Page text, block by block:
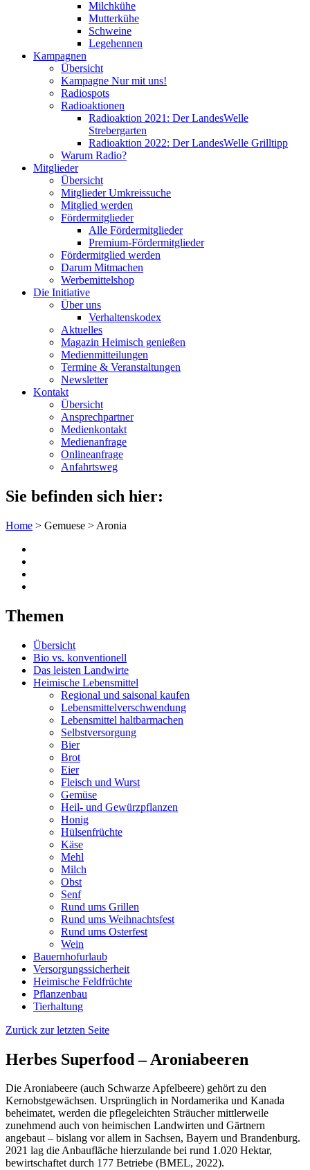
Milchkühe
Mutterkühe
Schweine
Legehennen
Kampagnen
Übersicht
Kampagne Nur mit uns!
Radiospots
Radioaktionen
Radioaktion 2021: Der LandesWelle
Strebergarten
Radioaktion 2022: Der LandesWelle Grilltipp
Warum Radio?
Mitglieder
Übersicht
Mitglieder Umkreissuche
Mitglied werden
Fördermitglieder
Alle Fördermitglieder
Premium-Fördermitglieder
Fördermitglied werden
Darum Mitmachen
Werbemittelshop
Die Initiative
Über uns
Verhaltenskodex
Aktuelles
Magazin Heimisch genießen
Medienmitteilungen
Termine & Veranstaltungen
Newsletter
Kontakt
Übersicht
Ansprechpartner
Medienkontakt
Medienanfrage
Onlineanfrage
Anfahrtsweg
Sie befinden sich hier:
Home > Gemuese > Aronia
Themen
Übersicht
Bio vs. konventionell
Das leisten Landwirte
Heimische Lebensmittel
Regional und saisonal kaufen
Lebensmittelverschwendung
Lebensmittel haltbarmachen
Selbstversorgung
Bier
Brot
Eier
Fleisch und Wurst
Gemüse
Heil- und Gewürzpflanzen
Honig
Hülsenfrüchte
Käse
Mehl
Milch
Obst
Senf
Rund ums Grillen
Rund ums Weihnachtsfest
Rund ums Osterfest
Wein
Bauernhofurlaub
Versorgungssicherheit
Heimische Feldfrüchte
Pflanzenbau
Tierhaltung
Zurück zur letzten Seite
Herbes Superfood – Aroniabeeren
Die Aroniabeere (auch Schwarze Apfelbeere) gehört zu den
Kernobstgewächsen. Ursprünglich in Nordamerika und Kanada
beheimatet, werden die pflegeleichten Sträucher mittlerweile
zunehmend auch von heimischen Landwirten und Gärtnern
angebaut – bislang vor allem in Sachsen, Bayern und Brandenburg.
2021 lag die Anbaufläche hierzulande bei rund 1.020 Hektar,
bewirtschaftet durch 177 Betriebe (BMEL, 2022).